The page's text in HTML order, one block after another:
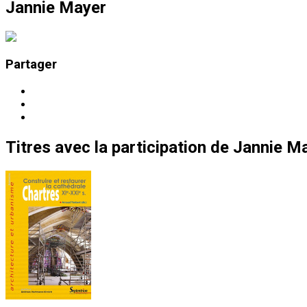
Jannie Mayer
Partager
Titres avec la participation de Jannie